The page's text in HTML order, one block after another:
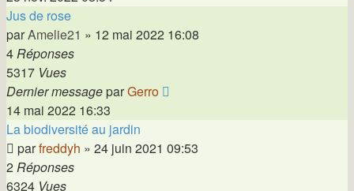
Jus de rose
parAmelie21 » 12 mai 2022 16:08
4Réponses
5317 Vues
Dernier messageparGerro
14 mai 2022 16:33
La biodiversité au jardin
parfreddyh » 24 juin 2021 09:53
2Réponses
6324 Vues